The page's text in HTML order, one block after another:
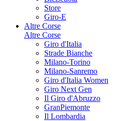
Store
Giro-E
Altre Corse
Altre Corse
Giro d'Italia
Strade Bianche
Milano-Torino
Milano-Sanremo
Giro d'Italia Women
Giro Next Gen
Il Giro d'Abruzzo
GranPiemonte
Il Lombardia